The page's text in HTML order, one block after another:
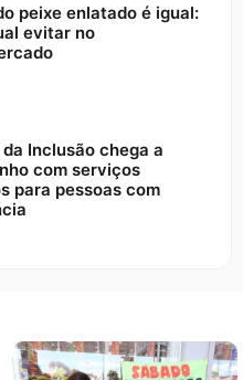
peixe enlatado é igual:
evitar no
Inclusão chega a
com serviços
para pessoas com